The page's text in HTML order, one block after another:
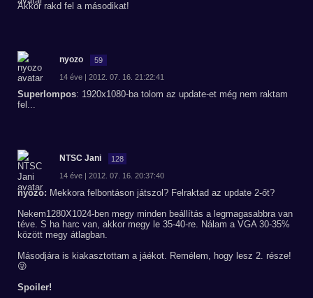
Akkor rakd fel a másodikat!
nyozo 59
14 éve | 2012. 07. 16. 21:22:41
Superlompos: 1920x1080-ba tolom az update-et még nem raktam
fel...
NTSC Jani 128
14 éve | 2012. 07. 16. 20:37:40
nyozo: Mekkora felbontáson játszol? Felraktad az update 2-őt?
Nekem1280X1024-ben megy minden beállítás a legmagasabbra van
téve. S ha harc van, akkor megy le 35-40-re. Nálam a VGA 30-35%
között megy átlagban.
Másodjára is kiakasztottam a jáékot. Remélem, hogy lesz 2. része!
😜
Spoiler!